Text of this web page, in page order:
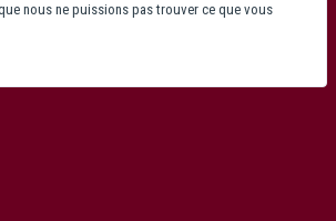
nous ne puissions pas trouver ce que vous